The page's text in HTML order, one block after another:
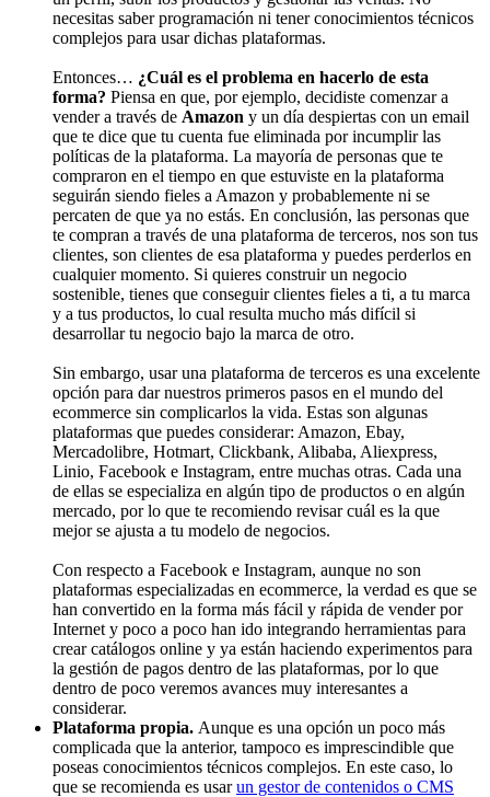
necesitas saber programación ni tener conocimientos técnicos
complejos para usar dichas plataformas.
Entonces… ¿Cuál es el problema en hacerlo de esta
forma? Piensa en que, por ejemplo, decidiste comenzar a
vender a través de Amazon y un día despiertas con un email
que te dice que tu cuenta fue eliminada por incumplir las
políticas de la plataforma. La mayoría de personas que te
compraron en el tiempo en que estuviste en la plataforma
seguirán siendo fieles a Amazon y probablemente ni se
percaten de que ya no estás. En conclusión, las personas que
te compran a través de una plataforma de terceros, nos son tus
clientes, son clientes de esa plataforma y puedes perderlos en
cualquier momento. Si quieres construir un negocio
sostenible, tienes que conseguir clientes fieles a ti, a tu marca
y a tus productos, lo cual resulta mucho más difícil si
desarrollar tu negocio bajo la marca de otro.
Sin embargo, usar una plataforma de terceros es una excelente
opción para dar nuestros primeros pasos en el mundo del
ecommerce sin complicarlos la vida. Estas son algunas
plataformas que puedes considerar: Amazon, Ebay,
Mercadolibre, Hotmart, Clickbank, Alibaba, Aliexpress,
Linio, Facebook e Instagram, entre muchas otras. Cada una
de ellas se especializa en algún tipo de productos o en algún
mercado, por lo que te recomiendo revisar cuál es la que
mejor se ajusta a tu modelo de negocios.
Con respecto a Facebook e Instagram, aunque no son
plataformas especializadas en ecommerce, la verdad es que se
han convertido en la forma más fácil y rápida de vender por
Internet y poco a poco han ido integrando herramientas para
crear catálogos online y ya están haciendo experimentos para
la gestión de pagos dentro de las plataformas, por lo que
dentro de poco veremos avances muy interesantes a
considerar.
Plataforma propia. Aunque es una opción un poco más
complicada que la anterior, tampoco es imprescindible que
poseas conocimientos técnicos complejos. En este caso, lo
que se recomienda es usarun gestor de contenidos o CMS